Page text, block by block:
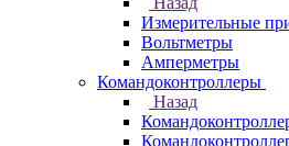
Измерительные
Вольтметры
Амперметры
Командоконтроллеры
Назад